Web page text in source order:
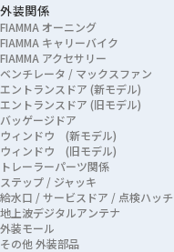
外装関係
FIAMMA オーニング
FIAMMA キャリーバイク
FIAMMA アクセサリー
ベンチレータ / マックスファン
エントランスドア (新モデル)
エントランスドア (旧モデル)
バッゲージドア
ウィンドウ (新モデル)
ウィンドウ (旧モデル)
トレーラーパーツ関係
ステップ / ジャッキ
給水口 / サービスドア / 点検ハッチ
地上波デジタルアンテナ
外装モール
その他 外装部品